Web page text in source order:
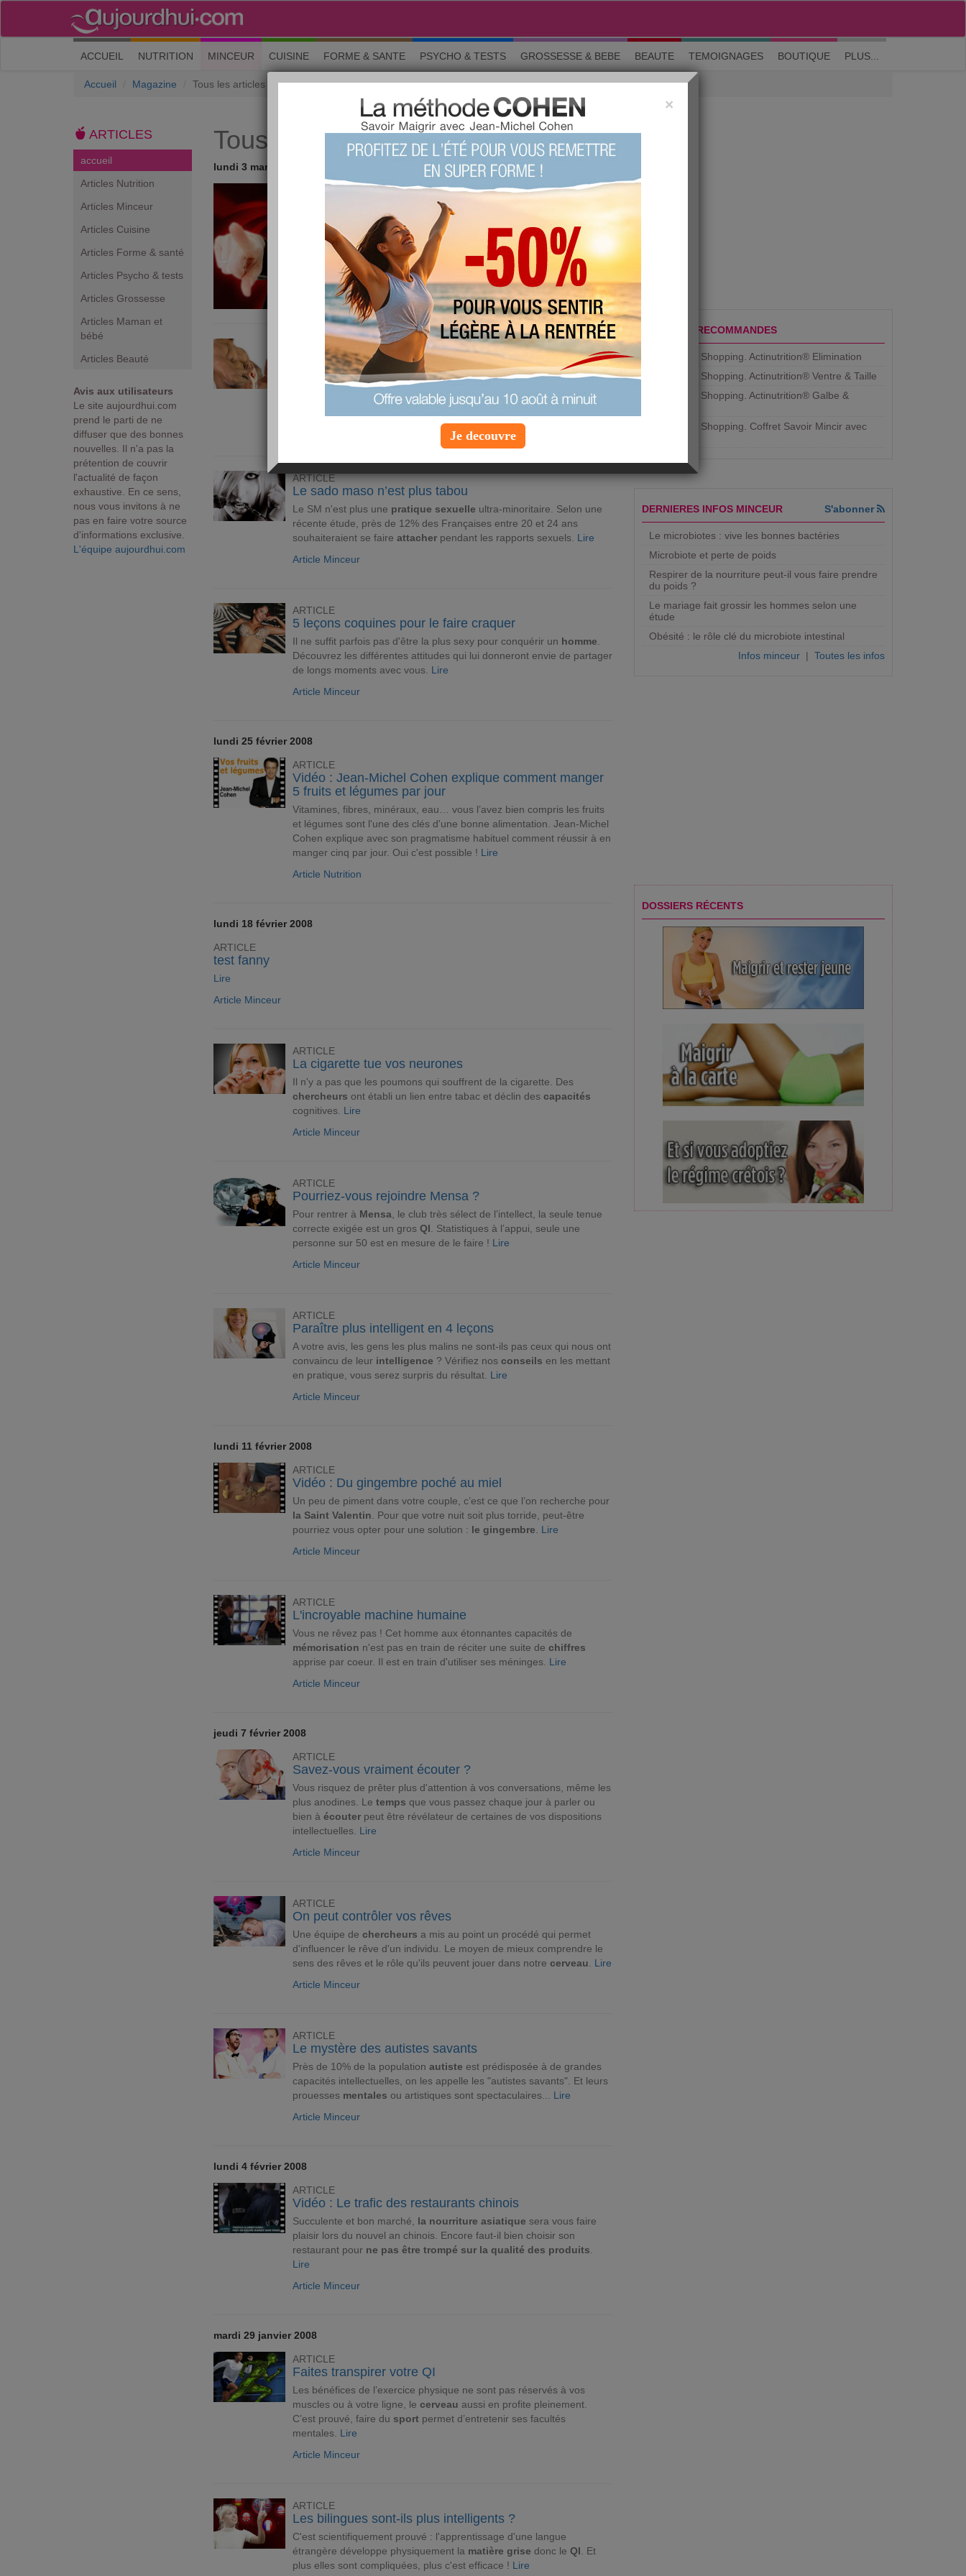
M'inscrire| Me connecter| ? Visite guidée
ACCUEIL (current)
NUTRITION MINCEUR CUISINE FORME & SANTE PSYCHO & TESTS GROSSESSE & BEBE BEAUTE TEMOIGNAGES BOUTIQUE PLUS...
Accueil Magazine Tous les articles
ARTICLES
accueil
Articles Nutrition
Articles Minceur
Articles Cuisine
Articles Forme & santé
Articles Psycho & tests
Articles Grossesse
Articles Maman et
bébé
Articles Beauté
Avis aux utilisateurs
Le site aujourdhui.com
prend le parti de ne
diffuser que des bonnes
nouvelles. Il n'a pas la
prétention de couvrir
l'actualité de façon
exhaustive. En ce sens,
nous vous invitons à ne
pas en faire votre source
d'informations exclusive.
L'équipe aujourdhui.com
Tous les articles
lundi 3 mars 2008
ARTICLE
Comment trouver le point G ?
Le mystérieux "
pour le trouver est long et difficile. Voici les
indices pour parvenir au chemin du super-
orgasme
féminin.Lire
Article Minceur
ARTICLE
Pourquoi simulent-elles l'orgasme ?
femmesprivées d'orgasme, ça arrive beaucoup plus souvent
qu'on ne pourrait le croire. Les résultats d'une récente étude anglaise
sont à ce sujet stupéfiants.Lire
ARTICLE
Le sado maso n’est plus tabou
Le SM n'est plus une pratique sexuelle ultra-minoritaire. Selon une
récente étude, près de 12% des Françaises entre 20 et 24 ans
souhaiteraient se faire attacher pendant les rapports sexuels. Lire
Article Minceur
ARTICLE
5 leçons coquines pour le faire craquer
Il ne suffit parfois pas d'être la plus sexy pour conquérir un homme
Découvrez les différentes attitudes qui lui donneront envie de partager
de longs moments avec vous. Lire
Article Minceur
lundi 25 février 2008
ARTICLE
Vidéo : Jean-Michel Cohen explique comment manger
5 fruits et légumes par jour
Vitamines, fibres, minéraux, eau… vous l’avez bien compris les fruits
et légumes sont l'une des clés d'une bonne alimentation. Jean-Michel
Cohen explique avec son pragmatisme habituel comment réussir à en
manger cinq par jour. Oui c'est possible ! Lire
Article Nutrition
lundi 18 février 2008
ARTICLE
test fanny
Lire
Article Minceur
ARTICLE
La cigarette tue vos neurones
Il n'y a pas que les poumons qui souffrent de la cigarette. Des
chercheurs ont établi un lien entre tabac et déclin des capacités
cognitives. Lire
Article Minceur
ARTICLE
Pourriez-vous rejoindre Mensa ?
Pour rentrer à Mensa , le club très sélect de l’intellect, la seule tenue
correcte exigée est un gros QI . Statistiques à l’appui, seule une
personne sur 50 est en mesure de le faire ! Lire
Article Minceur
ARTICLE
Paraître plus intelligent en 4 leçons
A votre avis, les gens les plus malins ne sont-ils pas ceux qui nous ont
convaincu de leur intelligence ? Vérifiez nos conseils en les mettant
en pratique, vous serez surpris du résultat. Lire
Article Minceur
lundi 11 février 2008
ARTICLE
Vidéo : Du gingembre poché au miel
Un peu de piment dans votre couple, c’est ce que l’on recherche pour
la Saint Valentin . Pour que votre nuit soit plus torride, peut-être
pourriez vous opter pour une solution : le gingembre
Lire
Article Minceur
ARTICLE
L'incroyable machine humaine
Vous ne rêvez pas ! Cet homme aux étonnantes capacités de
mémorisation n'est pas en train de réciter une suite de chiffres
apprise par coeur. Il est en train d'utiliser ses méninges. Lire
Article Minceur
jeudi 7 février 2008
ARTICLE
Savez-vous vraiment écouter ?
Vous risquez de prêter plus d'attention à vos conversations, même les
plus anodines. Le temps que vous passez chaque jour à parler ou
bien à écouter peut être révélateur de certaines de vos dispositions
intellectuelles. Lire
Article Minceur
ARTICLE
On peut contrôler vos rêves
Une équipe de chercheurs a mis au point un procédé qui permet
d'influencer le rêve d'un individu. Le moyen de mieux comprendre le
sens des rêves et le rôle qu'ils peuvent jouer dans notre cerveau
Lire
Article Minceur
ARTICLE
Le mystère des autistes savants
Près de 10% de la population autiste est prédisposée à de grandes
capacités intellectuelles, on les appelle les "autistes savants". Et leurs
prouesses mentales ou artistiques sont spectaculaires... Lire
Article Minceur
lundi 4 février 2008
ARTICLE
Vidéo : Le trafic des restaurants chinois
Succulente et bon marché, la nourriture asiatique sera vous faire
plaisir lors du nouvel an chinois. Encore faut-il bien choisir son
restaurant pour ne pas être trompé sur la qualité des produits
Lire
Article Minceur
mardi 29 janvier 2008
ARTICLE
Faites transpirer votre QI
Les bénéfices de l’exercice physique ne sont pas réservés à vos
muscles ou à votre ligne, le cerveau aussi en profite pleinement.
C’est prouvé, faire du sport permet d’entretenir ses facultés
mentales. Lire
Article Minceur
ARTICLE
Les bilingues sont-ils plus intelligents ?
C'est scientifiquement prouvé : l'apprentissage d'une langue
étrangère développe physiquement la matière grise donc le QI . Et
plus elles sont compliquées, plus c'est efficace ! Lire
PRODUITS RECOMMANDES
Aujourdhui Shopping. Actinutrition® Elimination
Aujourdhui Shopping. Actinutrition® Ventre & Taille
Aujourdhui Shopping. Actinutrition® Galbe &
Aujourdhui Shopping. ​Coffret Savoir Mincir avec
DERNIERES INFOS MINCEUR S'abonner
Le microbiotes : vive les bonnes bactéries
Microbiote et perte de poids
Respirer de la nourriture peut-il vous faire prendre
du poids ?
Le mariage fait grossir les hommes selon une
étude
Obésité : le rôle clé du microbiote intestinal
Infos minceur | Toutes les infos
DOSSIERS RÉCENTS
×
Je decouvre